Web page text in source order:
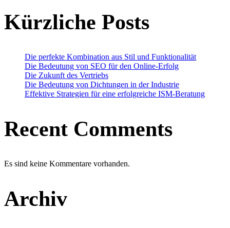
Kürzliche Posts
Die perfekte Kombination aus Stil und Funktionalität
Die Bedeutung von SEO für den Online-Erfolg
Die Zukunft des Vertriebs
Die Bedeutung von Dichtungen in der Industrie
Effektive Strategien für eine erfolgreiche ISM-Beratung
Recent Comments
Es sind keine Kommentare vorhanden.
Archiv